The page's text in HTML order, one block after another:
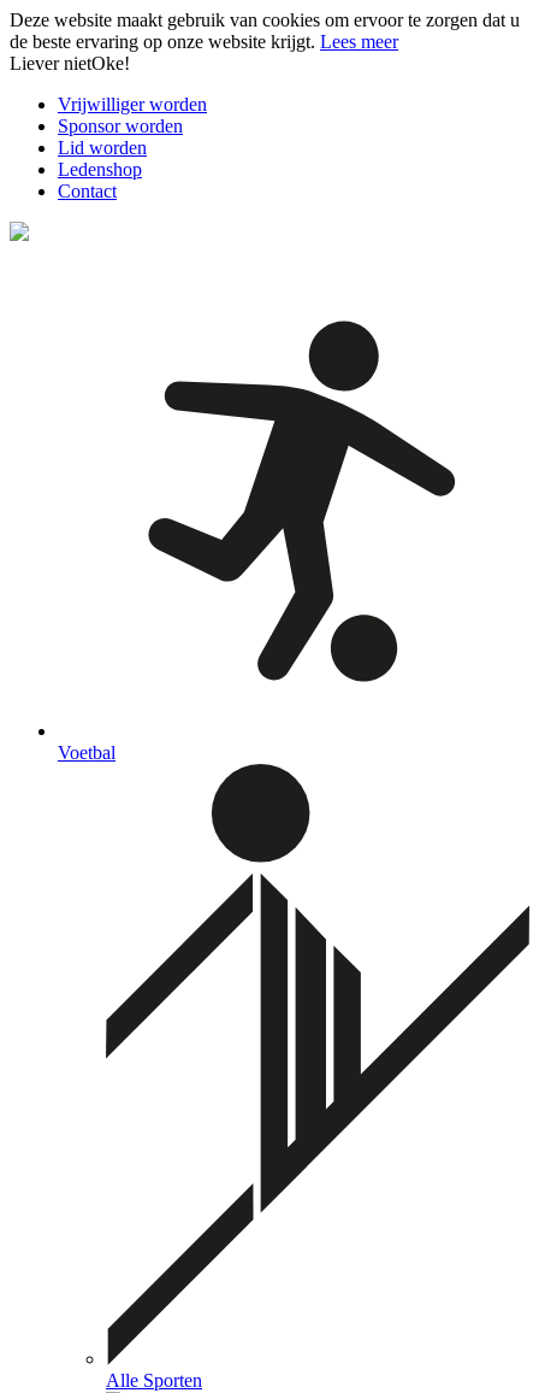
Deze website maakt gebruik van cookies om ervoor te zorgen dat u
de beste ervaring op onze website krijgt. Lees meer
Liever nietOke!
Vrijwilliger worden
Sponsor worden
Lid worden
Ledenshop
Contact
Voetbal
Alle Sporten